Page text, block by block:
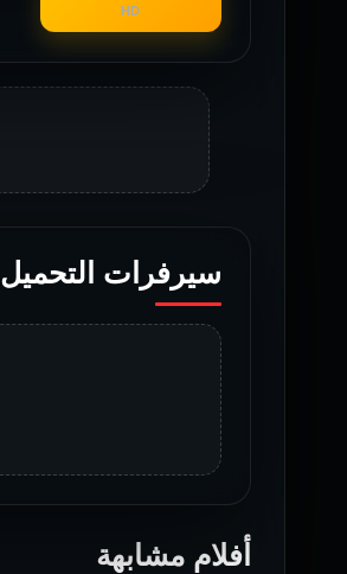
HD
سيرفرات التحميل
أفلام مشابهة